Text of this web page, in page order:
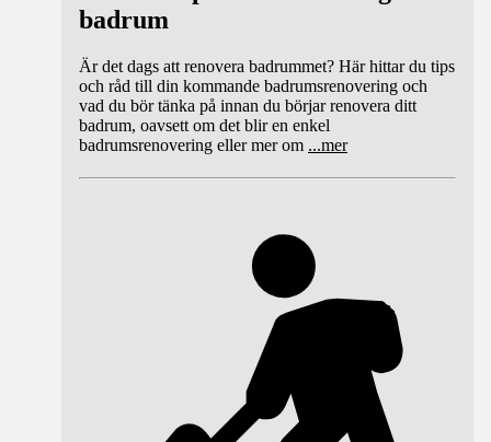
badrum
Är det dags att renovera badrummet? Här hittar du tips
och råd till din kommande badrumsrenovering och
vad du bör tänka på innan du börjar renovera ditt
badrum, oavsett om det blir en enkel
badrumsrenovering eller mer om ...mer